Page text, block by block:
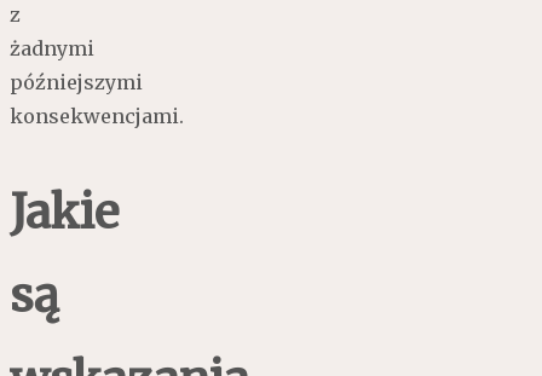
z
żadnymi
późniejszymi
konsekwencjami.
Jakie
są